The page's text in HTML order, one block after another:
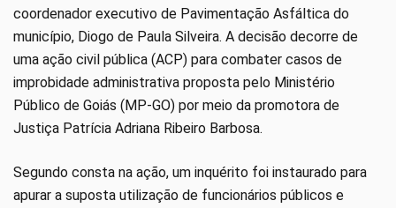
coordenador executivo de Pavimentação Asfáltica do
município, Diogo de Paula Silveira. A decisão decorre de
uma ação civil pública (ACP) para combater casos de
improbidade administrativa proposta pelo Ministério
Público de Goiás (MP-GO) por meio da promotora de
Justiça Patrícia Adriana Ribeiro Barbosa.
Segundo consta na ação, um inquérito foi instaurado para
apurar a suposta utilização de funcionários públicos e